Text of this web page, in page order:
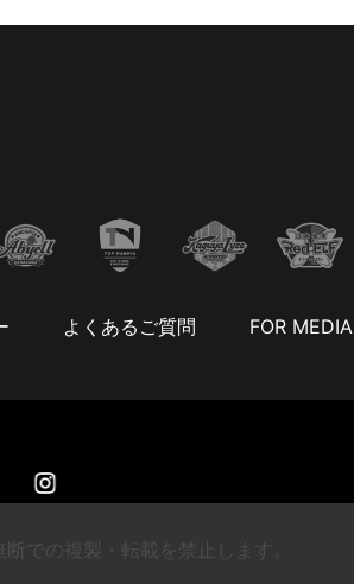
よくあるご質問 FOR MEDIA
での複製・転載を禁止します。